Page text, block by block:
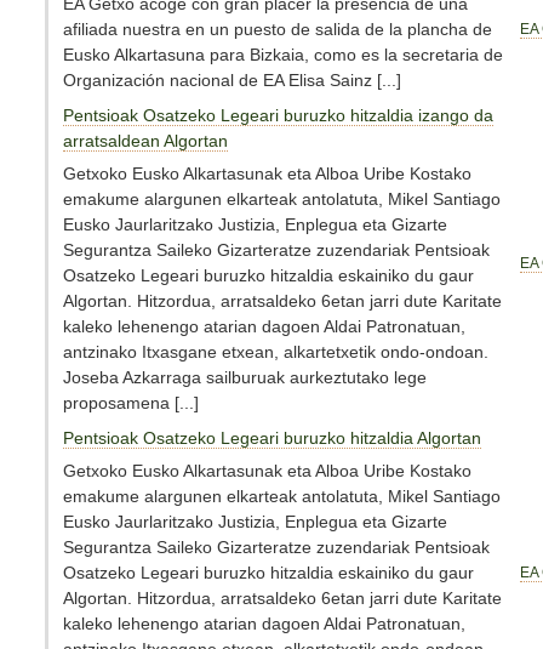
afiliada nuestra en un puesto de salida de la plancha de
Eusko Alkartasuna para Bizkaia, como es la secretaria de
Organización nacional de EA Elisa Sainz [...]
EA
Pentsioak Osatzeko Legeari buruzko hitzaldia izango da
arratsaldean Algortan
Getxoko Eusko Alkartasunak eta Alboa Uribe Kostako
emakume alargunen elkarteak antolatuta, Mikel Santiago
Eusko Jaurlaritzako Justizia, Enplegua eta Gizarte
Segurantza Saileko Gizarteratze zuzendariak Pentsioak
Osatzeko Legeari buruzko hitzaldia eskainiko du gaur
Algortan. Hitzordua, arratsaldeko 6etan jarri dute Karitate
kaleko lehenengo atarian dagoen Aldai Patronatuan,
antzinako Itxasgane etxean, alkartetxetik ondo-ondoan.
Joseba Azkarraga sailburuak aurkeztutako lege
proposamena [...]
EA
Pentsioak Osatzeko Legeari buruzko hitzaldia Algortan
Getxoko Eusko Alkartasunak eta Alboa Uribe Kostako
emakume alargunen elkarteak antolatuta, Mikel Santiago
Eusko Jaurlaritzako Justizia, Enplegua eta Gizarte
Segurantza Saileko Gizarteratze zuzendariak Pentsioak
Osatzeko Legeari buruzko hitzaldia eskainiko du gaur
Algortan. Hitzordua, arratsaldeko 6etan jarri dute Karitate
kaleko lehenengo atarian dagoen Aldai Patronatuan,
EA